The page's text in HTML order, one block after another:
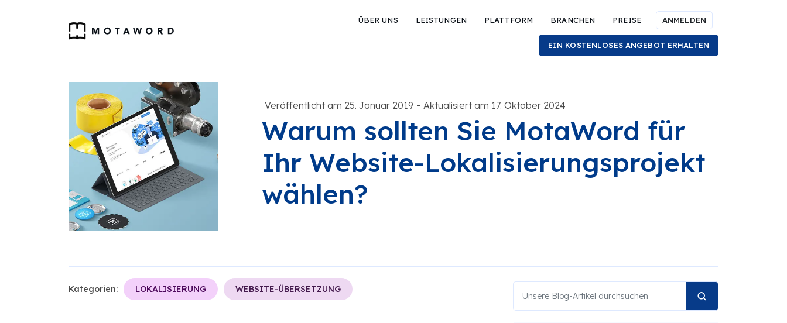
ÜBER UNS LEISTUNGEN PLATTFORM BRANCHEN PREISE ANMELDEN
EIN KOSTENLOSES ANGEBOT ERHALTEN
Veröffentlicht am 25. Januar 2019 - Aktualisiert am 17. Oktober 2024
Warum sollten Sie MotaWord für
Ihr Website-Lokalisierungsprojekt
wählen?
Kategorien: LOKALISIERUNG WEBSITE-ÜBERSETZUNG